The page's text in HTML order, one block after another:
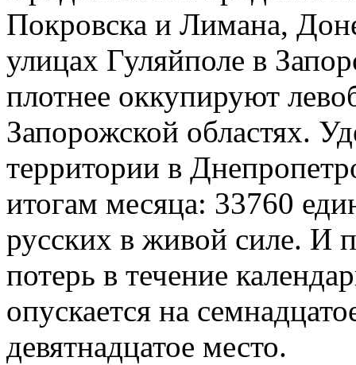
Покровска и Лимана,
улицах Гуляйполе в
плотнее оккупируют
Запорожской областях.
территории в
итогам месяца: 33760
русских в живой силе. И
потерь в течение
опускается на
девятнадцатое место.